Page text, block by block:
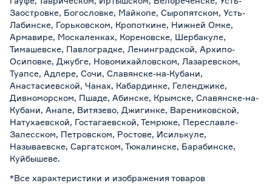
Заостровке, Богословке, Майкопе, Сыропятском, Усть-
Лабинске, Горьковском, Кропоткине, Нижней Омке,
Армавире, Москаленках, Кореновске, Шербакуле,
Тимашевске, Павлоградке, Ленинградской, Архипо-
Осиповке, Джубге, Новомихайловском, Лазаревском,
Туапсе, Адлере, Сочи, Славянске-на-Кубани,
Анастасиевской, Чанах, Кабардинке, Геленджике,
Дивноморском, Пшаде, Абинске, Крымске, Славянске-на-
Кубани, Анапе, Витязево, Джигинке, Варениковской,
Натухаевской, Гостагаевской, Темрюке, Переславле-
Залесском, Петровском, Ростове, Исилькуле,
Называевске, Саргатском, Тюкалинске, Барабинске,
Куйбышеве.
*Все характеристики и изображения товаров